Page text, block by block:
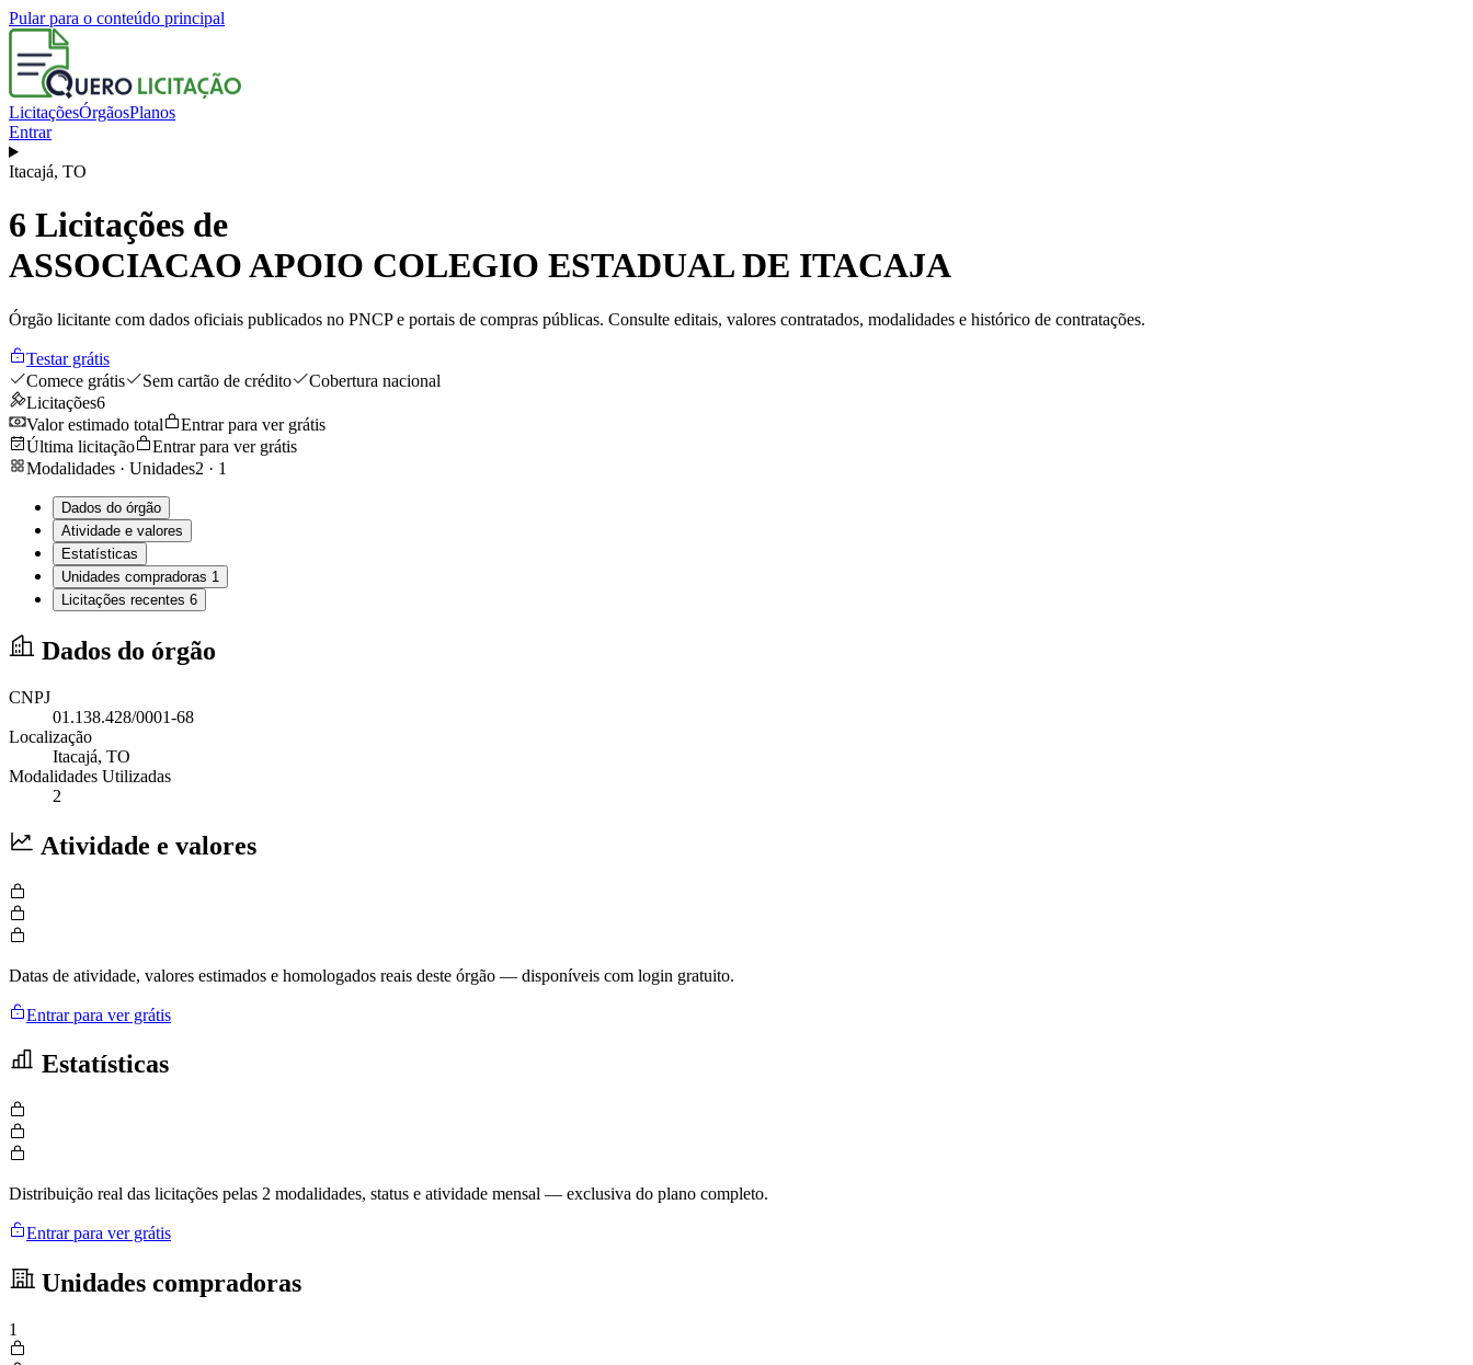
Pular para o conteúdo principal
LicitaçõesÓrgãosPlanos
Entrar
Itacajá, TO
6 Licitações de
ASSOCIACAO APOIO COLEGIO ESTADUAL DE ITACAJA
Órgão licitante com dados oficiais publicados no PNCP e portais de compras públicas. Consulte editais, valores contratados, modalidades e histórico de contratações.
Testar grátis
Comece grátis
Sem cartão de crédito
Cobertura nacional
Licitações6
Valor estimado total
Entrar para ver grátis
Última licitação
Entrar para ver grátis
Modalidades · Unidades2 · 1
Dados do órgão
Atividade e valores
Estatísticas
Unidades compradoras 1
Licitações recentes 6
Dados do órgão
CNPJ
01.138.428/0001-68
Localização
Itacajá, TO
Modalidades Utilizadas
2
Atividade e valores
Datas de atividade, valores estimados e homologados reais deste órgão — disponíveis com login gratuito.
Entrar para ver grátis
Estatísticas
Distribuição real das licitações pelas 2 modalidades, status e atividade mensal — exclusiva do plano completo.
Entrar para ver grátis
Unidades compradoras
1